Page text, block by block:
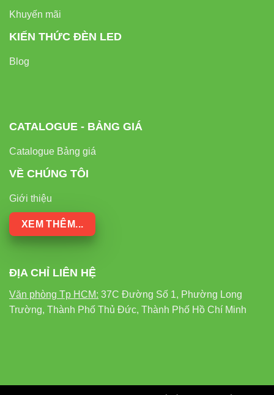
Khuyến mãi
KIẾN THỨC ĐÈN LED
Blog
CATALOGUE - BẢNG GIÁ
Catalogue Bảng giá
VỀ CHÚNG TÔI
Giới thiệu
XEM THÊM...
ĐỊA CHỈ LIÊN HỆ
Văn phòng Tp HCM: 37C Đường Số 1, Phường Long
Trường, Thành Phố Thủ Đức, Thành Phố Hồ Chí Minh